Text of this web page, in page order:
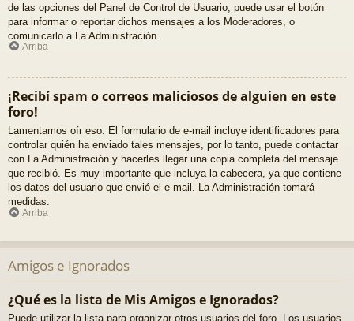
de las opciones del Panel de Control de Usuario, puede usar el botón
para informar o reportar dichos mensajes a los Moderadores, o
comunicarlo a La Administración.
Arriba
¡Recibí spam o correos maliciosos de alguien en este
foro!
Lamentamos oír eso. El formulario de e-mail incluye identificadores para
controlar quién ha enviado tales mensajes, por lo tanto, puede contactar
con La Administración y hacerles llegar una copia completa del mensaje
que recibió. Es muy importante que incluya la cabecera, ya que contiene
los datos del usuario que envió el e-mail. La Administración tomará
medidas.
Arriba
Amigos e Ignorados
¿Qué es la lista de Mis Amigos e Ignorados?
Puede utilizar la lista para organizar otros usuarios del foro. Los usuarios